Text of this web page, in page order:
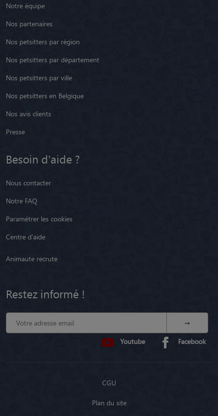
Notre équipe
Nos partenaires
Nos petsitters par région
Nos petsitters par département
Nos petsitters par ville
Nos petsitters en Belgique
Nos avis clients
Presse
Besoin d'aide ?
Nous contacter
Notre FAQ
Paramétrer les cookies
Centre d'aide
Animaute recrute
Restez informé !
Youtube Facebook
CGU
Plan du site